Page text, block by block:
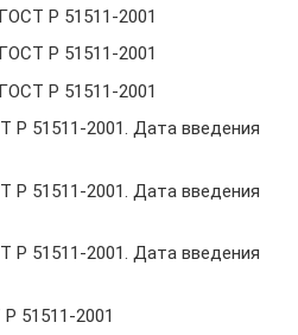
Р 51511-2001
Р 51511-2001
Р 51511-2001
Р 51511-2001. Дата введения
Р 51511-2001. Дата введения
Р 51511-2001. Дата введения
51511-2001